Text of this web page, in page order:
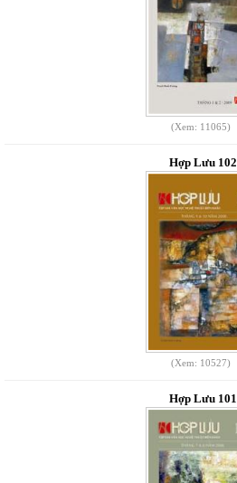
(Xem: 11065)
Hợp Lưu 102
(Xem: 10527)
Hợp Lưu 101